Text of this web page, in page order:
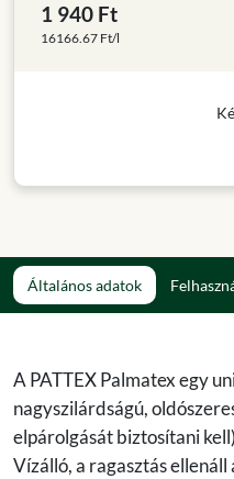
1 940 Ft
16166.67 Ft/l
Általános adatok
A PATTEX Palmatex egy
nagyszilárdságú,
elpárolgását biztosítani
Vízálló, a ragasztás ellenáll